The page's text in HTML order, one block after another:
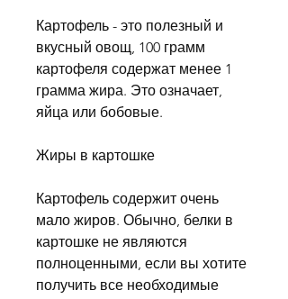
Картофель - это полезный и
вкусный овощ, 100 грамм
картофеля содержат менее 1
грамма жира. Это означает,
яйца или бобовые.
Жиры в картошке
Картофель содержит очень
мало жиров. Обычно, белки в
картошке не являются
полноценными, если вы хотите
получить все необходимые